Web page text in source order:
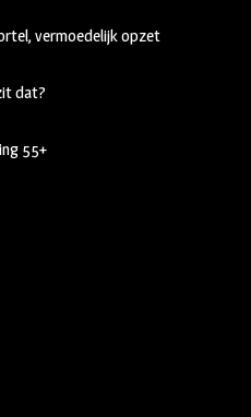
vermoedelijk opzet
dat?
55+